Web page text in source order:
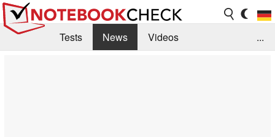
Tests News
Videos
...